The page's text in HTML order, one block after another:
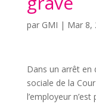
par GMI | Mar 8,
Dans un arrêt en
sociale de la
l’employeur